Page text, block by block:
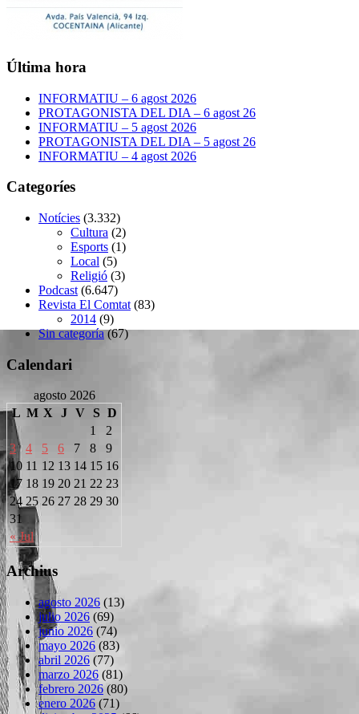
Última hora
INFORMATIU – 6 agost 2026
PROTAGONISTA DEL DIA – 6 agost 26
INFORMATIU – 5 agost 2026
PROTAGONISTA DEL DIA – 5 agost 26
INFORMATIU – 4 agost 2026
Categoríes
Notícies (3.332)
Cultura (2)
Esports (1)
Local (5)
Religió (3)
Podcast (6.647)
Revista El Comtat (83)
2014 (9)
Sin categoría(67)
Calendari
agosto 2026
L M X J V S D
« Jul
1
2
3
4 5 6 7 8
9
10 11 12 13 14 15 16
17 18 19 20 21 22 23
24 25 26 27 28 29 30
31
Archius
agosto 2026 (13)
julio 2026 (69)
junio 2026 (74)
mayo 2026 (83)
abril 2026 (77)
marzo 2026 (81)
febrero 2026 (80)
enero 2026 (71)